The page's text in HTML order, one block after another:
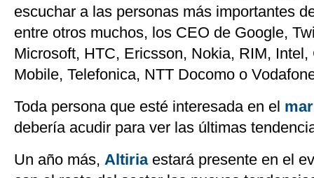
escuchar a las personas más importantes
entre otros muchos, los CEO de Google,
Microsoft, HTC, Ericsson, Nokia, RIM, Intel,
Mobile, Telefonica, NTT Docomo o
Toda persona que esté interesada en el
debería acudir para ver las últimas
Un año más, Altiriaestará presente en el